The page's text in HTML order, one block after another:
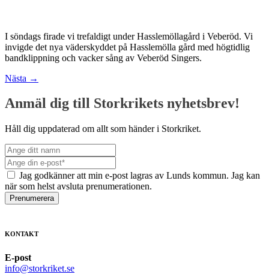
I söndags firade vi trefaldigt under Hasslemöllagård i Veberöd. Vi
invigde det nya väderskyddet på Hasslemölla gård med högtidlig
bandklippning och vacker sång av Veberöd Singers.
Nästa →
Anmäl dig till Storkrikets nyhetsbrev!
Håll dig uppdaterad om allt som händer i Storkriket.
Jag godkänner att min e-post lagras av Lunds kommun. Jag kan
när som helst avsluta prenumerationen.
Prenumerera
KONTAKT
E-post
info@storkriket.se